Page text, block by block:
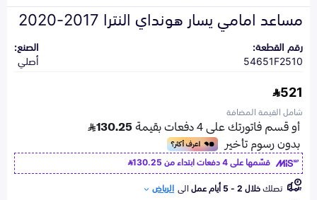
مساعد امامي يسار هونداي النترا 2017-2020
رقم القطعة:
54651F2510
الصنع:
أصلي
521
شامل القيمة المضافة
قسّمها على 4 دفعات ابتداء من
130.25
تصلكخلال 2 - 5 أيام عمل الى الرياض